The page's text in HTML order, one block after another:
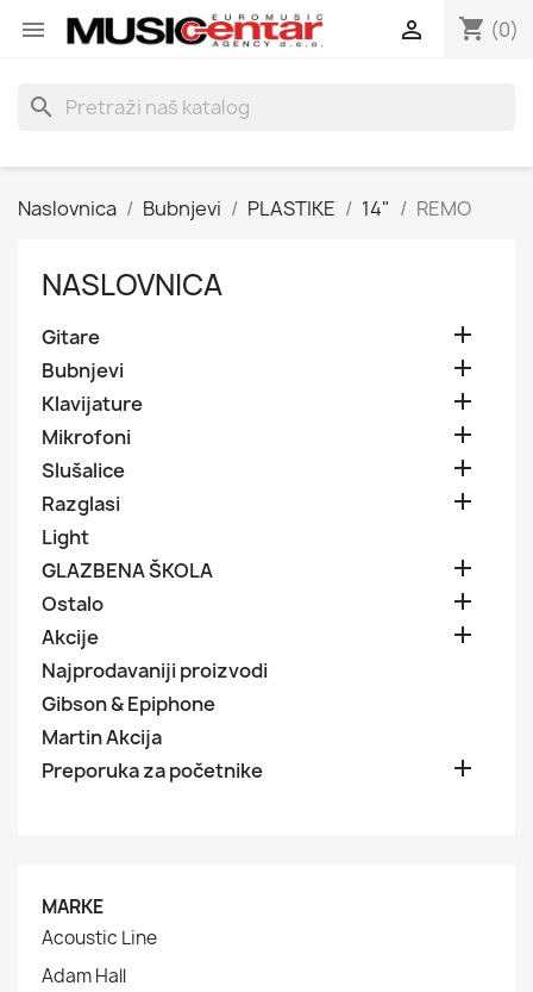
 shopping_cart (0)

search
Naslovnica Bubnjevi PLASTIKE 14" REMO
NASLOVNICA
Gitare 
Bubnjevi 
Klavijature 
Mikrofoni 
Slušalice 
Razglasi 
Light
GLAZBENA ŠKOLA

Ostalo 
Akcije 
Najprodavaniji proizvodi
Gibson & Epiphone
Martin Akcija
Preporuka za početnike

MARKE
Acoustic Line
Adam Hall